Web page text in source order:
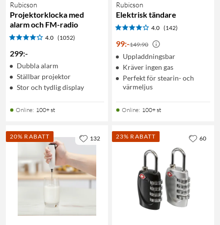
Rubicson
Projektorklocka med
alarm och FM-radio
4.0 (1052)
299:-
Dubbla alarm
Ställbar projektor
Stor och tydlig display
Online: 100+ st
Rubicson
Elektrisk tändare
4.0 (142)
99:-149:90
Uppladdningsbar
Kräver ingen gas
Perfekt för stearin- och
värmeljus
Online: 100+ st
20% RABATT 132 23% RABATT 60